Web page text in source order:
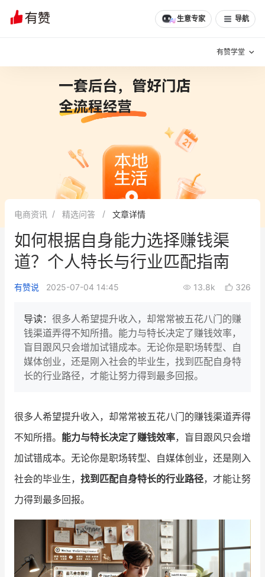
生意专家 导航
有赞学堂
增长方法
有赞专家说
新零售最佳实践
面对面聊增长
新零售大会 新零售茶会
增长产品指南
智库 产品场景库
行业洞察
品牌消费观 行业报告
培训课程
私域课程 新零售内参
增长俱乐部
电商资讯 精选问答 文章详情
如何根据自身能力选择赚钱渠
道？个人特长与行业匹配指南
有赞说 2025-07-04 14:45 13.8k 326
导读： 很多人希望提升收入，却常常被五花八门的赚
钱渠道弄得不知所措。能力与特长决定了赚钱效率，
盲目跟风只会增加试错成本。无论你是职场转型、自
媒体创业，还是刚入社会的毕业生，找到匹配自身特
长的行业路径，才能让努力得到最多回报。
很多人希望提升收入，却常常被五花八门的赚钱渠道弄得
不知所措。 能力与特长决定了赚钱效率，盲目跟风只会增
加试错成本。无论你是职场转型、自媒体创业，还是刚入
社会的毕业生， 找到匹配自身特长的行业路径，才能让努
力得到最多回报。